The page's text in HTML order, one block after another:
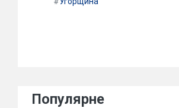
Популярне